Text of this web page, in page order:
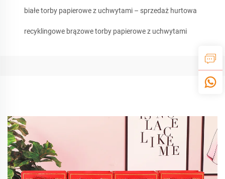
białe torby papierowe z uchwytami – sprzedaż hurtowa
recyklingowe brązowe torby papierowe z uchwytami